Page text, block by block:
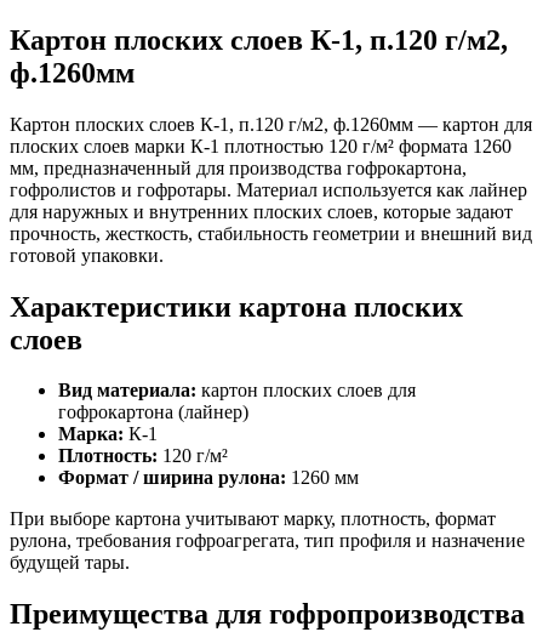
Картон плоских слоев К-1, п.120 г/м2,
ф.1260мм
Картон плоских слоев К-1, п.120 г/м2, ф.1260мм — картон для
плоских слоев марки К-1 плотностью 120 г/м² формата 1260
мм, предназначенный для производства гофрокартона,
гофролистов и гофротары. Материал используется как лайнер
для наружных и внутренних плоских слоев, которые задают
прочность, жесткость, стабильность геометрии и внешний вид
готовой упаковки.
Характеристики картона плоских
слоев
Вид материала: картон плоских слоев для
гофрокартона (лайнер)
Марка: К-1
Плотность: 120 г/м²
Формат / ширина рулона: 1260 мм
При выборе картона учитывают марку, плотность, формат
рулона, требования гофроагрегата, тип профиля и назначение
будущей тары.
Преимущества для гофропроизводства